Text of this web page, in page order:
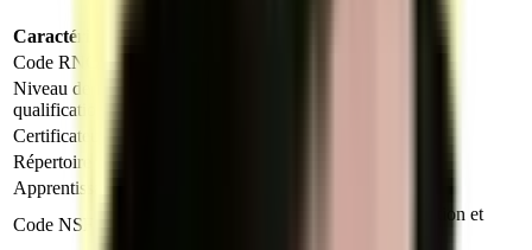
Caractéristique
Code RNCP
Niveau de
qualification
Certificateur
Répertoire
Apprentissage
Code NSF
312 : Commerce, vente, 312t : Négociation et